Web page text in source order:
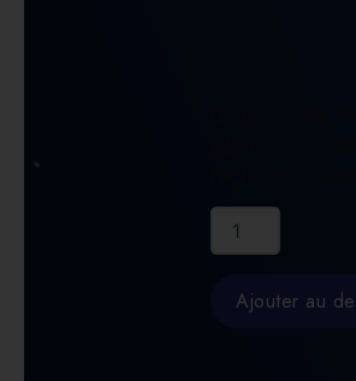
GALET TUBE
quantité
TUBE
FANUC
Ajouter au